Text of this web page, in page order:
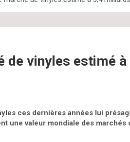
de vinyles estimé
ces dernières années lui
une valeur mondiale des marchés